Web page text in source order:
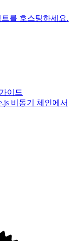
트를 호스팅하세요.
이드
비동기 체인에서